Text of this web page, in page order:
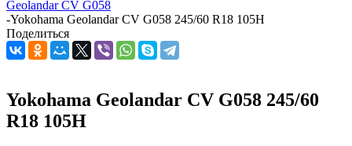
Geolandar CV G058
-Yokohama Geolandar CV G058 245/60 R18 105H
Поделиться
Yokohama Geolandar CV G058 245/60
R18 105H